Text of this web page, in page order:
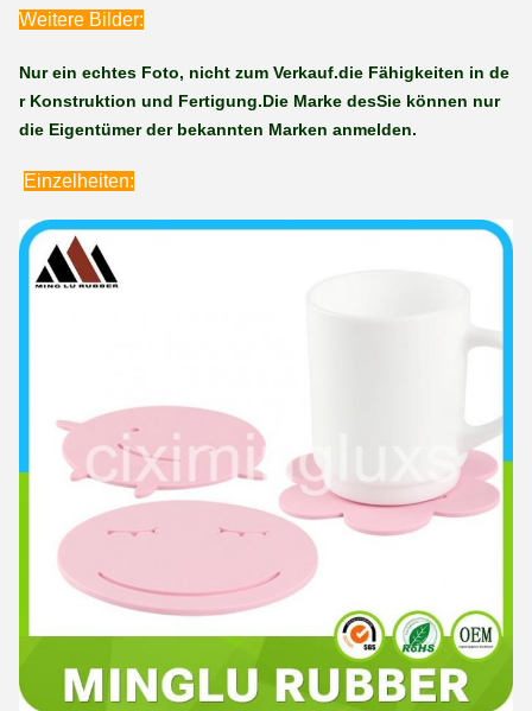
Weitere Bilder:
Nur ein echtes Foto, nicht zum Verkauf.die Fähigkeiten in de
r Konstruktion und Fertigung.Die Marke desSie können nur
die Eigentümer der bekannten Marken anmelden.
Einzelheiten: